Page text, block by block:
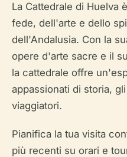
La Cattedrale di Huelva
fede, dell'arte e dello
dell'Andalusia. Con la
opere d'arte sacre e il
la cattedrale offre
appassionati di storia,
viaggiatori.
Pianifica la tua visita
più recenti su orari e